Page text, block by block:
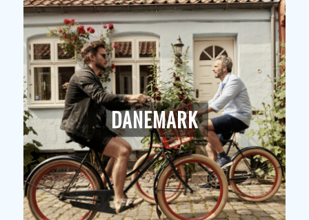
DANEMARK